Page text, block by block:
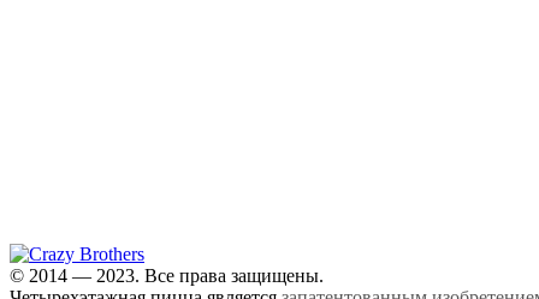
© 2014 — 2023. Все права защищены.